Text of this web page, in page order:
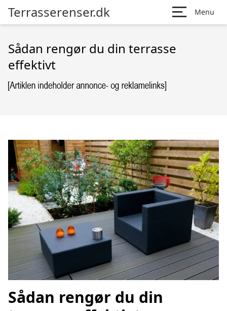
Terrasserenser.dk Menu
Sådan rengør du din terrasse
effektivt
Sådan rengør du din